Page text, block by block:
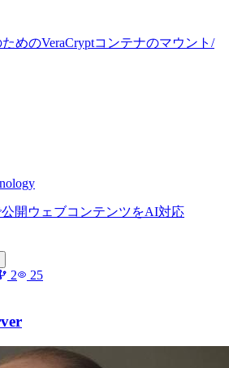
めのVeraCryptコンテナのマウント/
開ウェブコンテンツをAI対応
2
25